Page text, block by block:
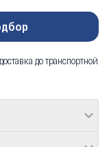
до транспортной